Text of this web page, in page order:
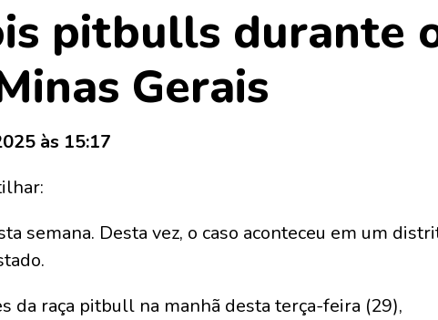
pitbulls durante
Gerais
às 15:17
semana. Desta vez, o caso aconteceu em um
da raça pitbull na manhã desta terça-feira (29),